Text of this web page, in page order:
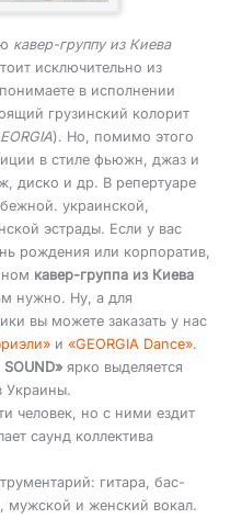
кавер-группу из Киева
исключительно из
в исполнении
грузинский колорит
). Но, помимо этого
в стиле фьюжн, джаз и
диско и др. В репертуаре
украинской,
эстрады. Если у вас
рождения или корпоратив,
кавер-группа из Киева
нужно. Ну, а для
вы можете заказать у нас
и «GEORGIA Dance».
ярко выделяется
Украины.
человек, но с ними ездит
саунд коллектива
гитара, бас-
мужской и женский вокал.